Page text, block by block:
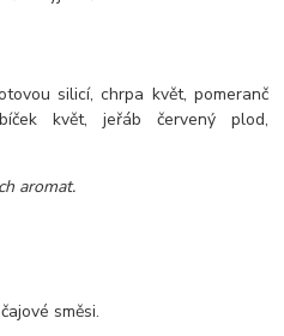
silicí, chrpa květ, pomeranč
květ, jeřáb červený plod,
aromat.
směsi.